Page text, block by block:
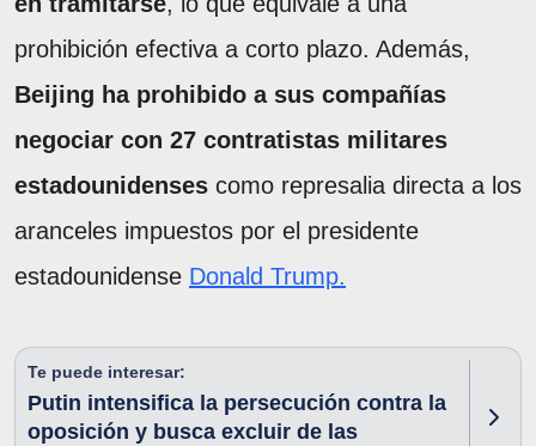
prohibición efectiva a corto plazo. Además,
Beijing ha prohibido a sus compañías
negociar con 27 contratistas militares
estadounidenses como represalia directa a los
aranceles impuestos por el presidente
estadounidense Donald Trump.
Te puede interesar:
Putin intensifica la persecución contra la
oposición y busca excluir de las